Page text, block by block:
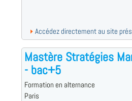
Accédez directement au site
Mastère Stratégies
- bac+5
Formation en alternance
Paris